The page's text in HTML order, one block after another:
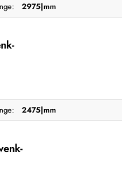
2975|mm
2475|mm